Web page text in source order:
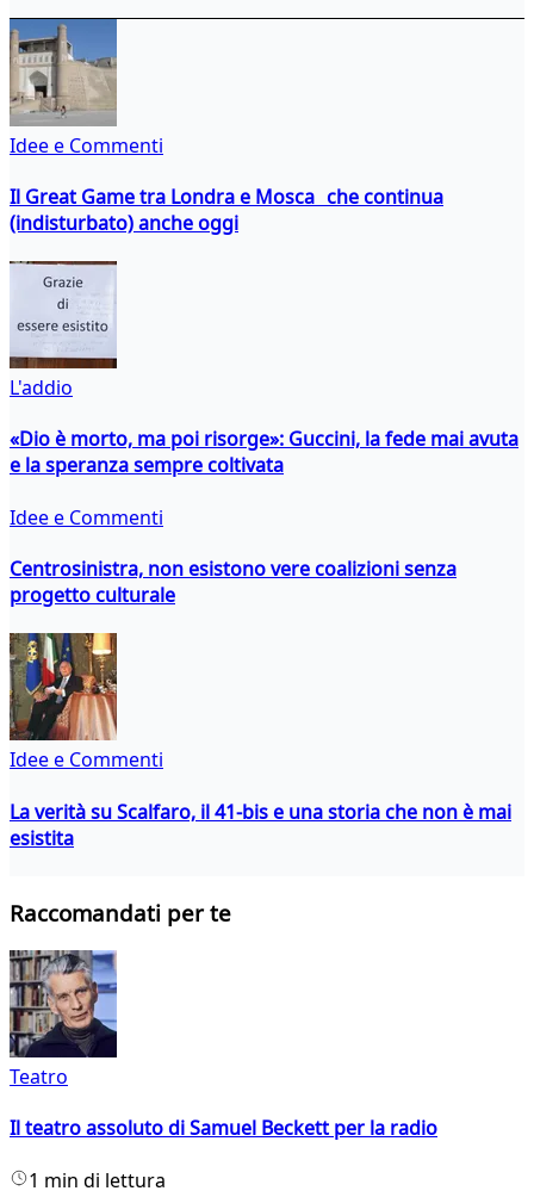
Idee e Commenti
Il Great Game tra Londra e Mosca che continua
(indisturbato) anche oggi
L'addio
«Dio è morto, ma poi risorge»: Guccini, la fede mai avuta
e la speranza sempre coltivata
Idee e Commenti
Centrosinistra, non esistono vere coalizioni senza
progetto culturale
Idee e Commenti
La verità su Scalfaro, il 41-bis e una storia che non è mai
esistita
Raccomandati per te
Teatro
Il teatro assoluto di Samuel Beckett per la radio
1 min di lettura